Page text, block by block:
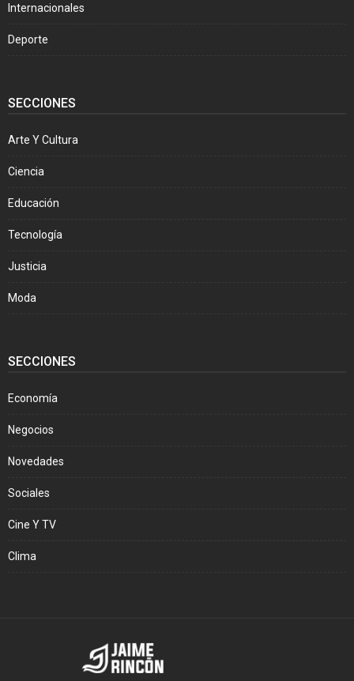
Internacionales
Deporte
SECCIONES
Arte Y Cultura
Ciencia
Educación
Tecnología
Justicia
Moda
SECCIONES
Economía
Negocios
Novedades
Sociales
Cine Y TV
Clima